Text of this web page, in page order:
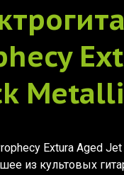
Extura Aged
из культовых